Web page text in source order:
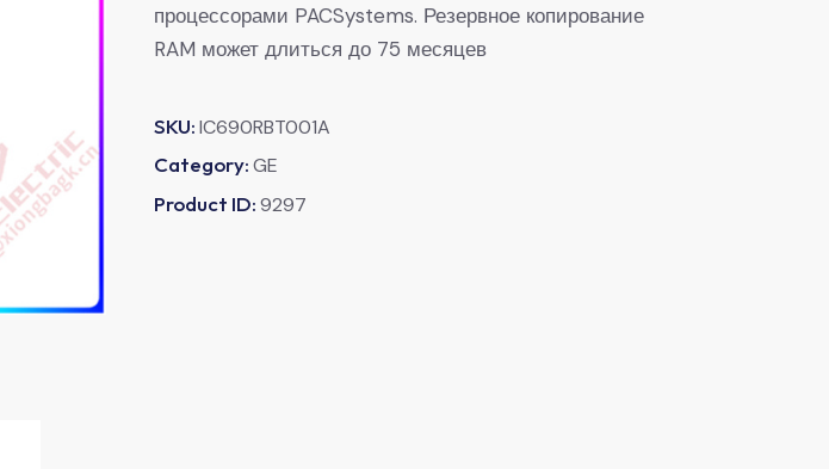
процессорами PACSystems. Резервное копирование
RAM может длиться до 75 месяцев
SKU:IC690RBT001A
Category:GE
Product ID:9297